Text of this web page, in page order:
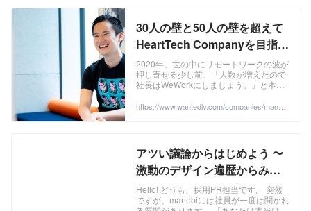
30人の壁と50人の壁を超えて
HeartTech Companyを目指し
たい | 株式会社manebi
2020年。世の中にリモートワークの波が
押し寄せる少し前、「人数が増えたので
社長はWeWorkにしましょう。」と本社
ワークをはじめた田島は考えていた。そ
いか。。。？」 参考： ...
https://www.wantedly.com/companies/maneb
アツい議論からはじめよう 〜
激動のデザイン遍歴からみる
manebiの本質〜 | 株式会社
manebi
Hello! どうも、採用PR担当です。 突然
ですが、manebiには社員が一度は聞かれ